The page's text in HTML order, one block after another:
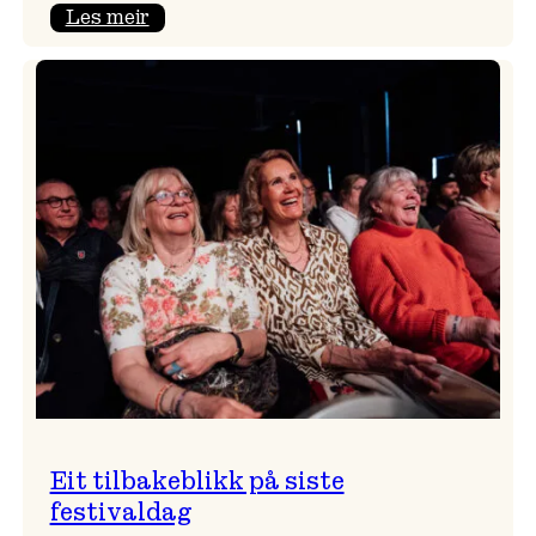
Les meir:
Eit tilbakeblikk på siste
festivaldag